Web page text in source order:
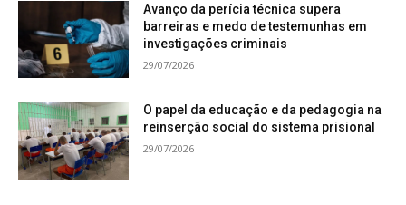
Avanço da perícia técnica supera
barreiras e medo de testemunhas em
investigações criminais
29/07/2026
O papel da educação e da pedagogia na
reinserção social do sistema prisional
29/07/2026